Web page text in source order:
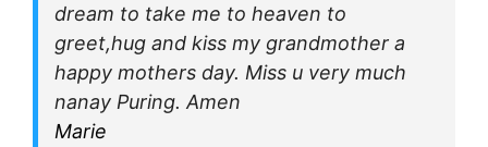
dream to take me to heaven to
greet,hug and kiss my grandmother a
happy mothers day. Miss u very much
nanay Puring. Amen
Marie